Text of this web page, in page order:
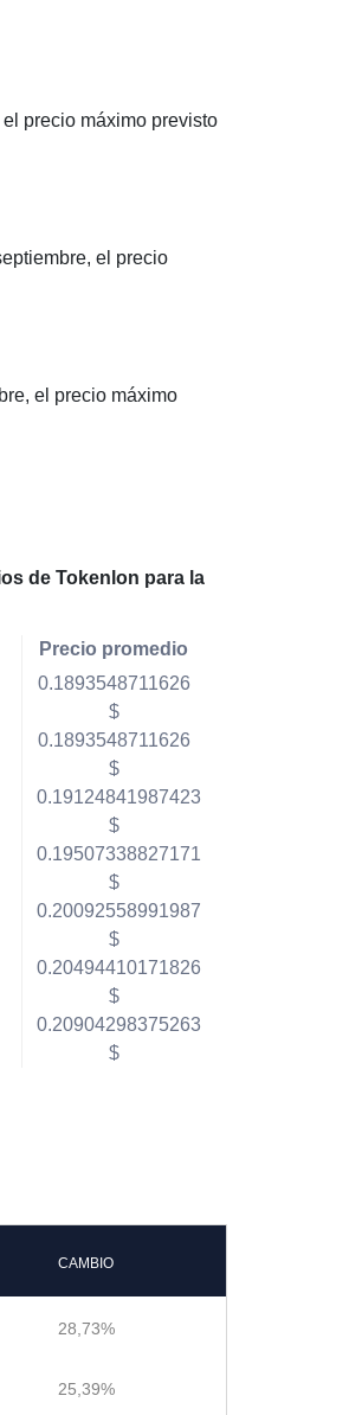
precio máximo previsto
el precio
el precio máximo
de Tokenlon para la
Precio promedio
0.1893548711626
$
0.1893548711626
$
0.19124841987423
$
0.19507338827171
$
0.20092558991987
$
0.20494410171826
$
0.20904298375263
$
CAMBIO
28,73%
25,39%